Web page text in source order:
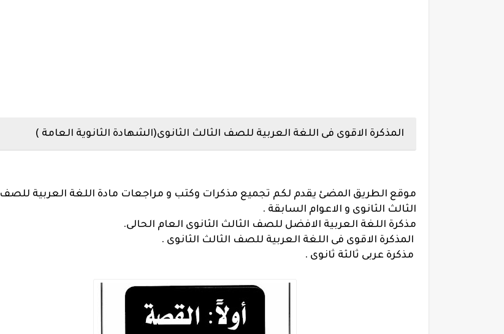
المذكرة الاقوى فى اللغة العربية للصف الثالث الثانوى(الشهادة الثانوية العامة )
موقع الطريق المضئ يقدم لكم تجميع مذكرات وكتب و مراجعات مادة اللغة العربية للصف
الثالث الثانوى و الاعوام السابقة .
مذكرة اللغة العربية الافضل للصف الثالث الثانوى العام الحالى.
المذكرة الاقوى فى اللغة العربية للصف الثالث الثانوى .
مذكرة عربى ثالثة ثانوى .